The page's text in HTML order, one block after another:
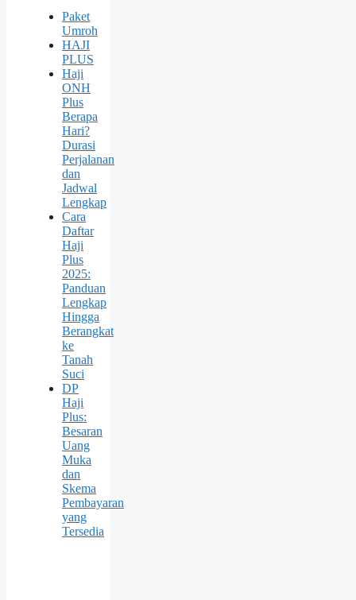
Paket
Umroh
HAJI
PLUS
Haji
ONH
Plus
Berapa
Hari?
Durasi
Perjalanan
dan
Jadwal
Lengkap
Cara
Daftar
Haji
Plus
2025:
Panduan
Lengkap
Hingga
Berangkat
ke
Tanah
Suci
DP
Haji
Plus:
Besaran
Uang
Muka
dan
Skema
Pembayaran
yang
Tersedia